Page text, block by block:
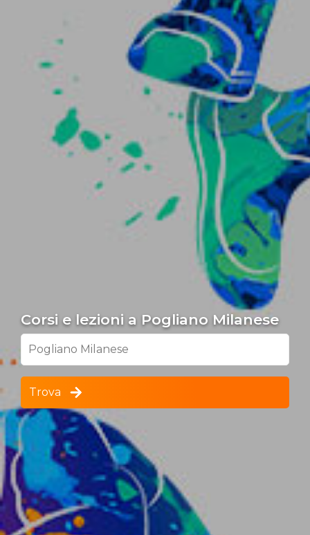
Corsi e lezioni a Pogliano Milanese
Pogliano Milanese
Trova